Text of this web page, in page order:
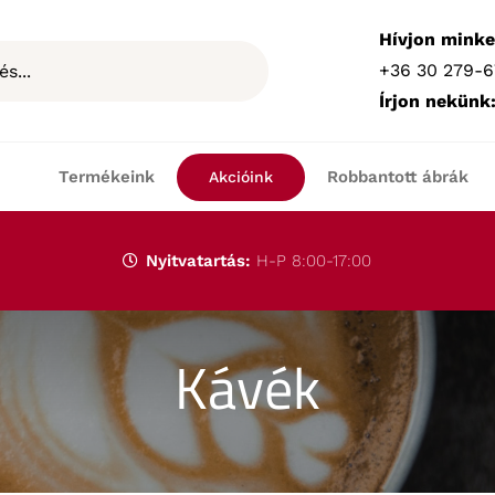
Hívjon
+36 30 279-
Írjon
Termékeink Akcióink Robbantott ábrák
Nyitvatartás: H-P 8:00-17:00
Kávék